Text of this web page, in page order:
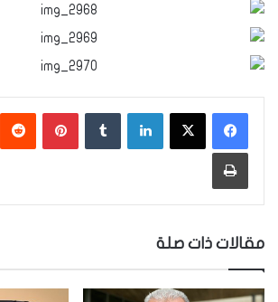
لينكدإن بينتيريست
طباعة
مقالات ذات صلة